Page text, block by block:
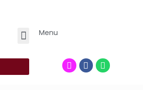
Menu